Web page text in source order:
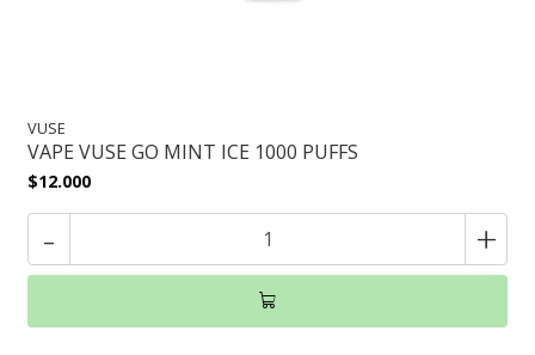
VUSE
VAPE VUSE GO MINT ICE 1000 PUFFS
$12.000
- +